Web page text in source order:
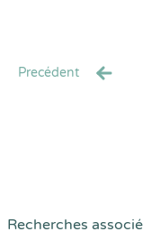
Precédent
Recherches